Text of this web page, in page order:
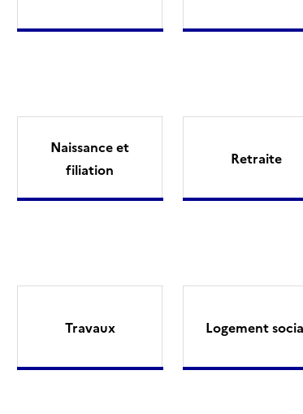
Naissance et
filiation
Retraite
Travaux Logement